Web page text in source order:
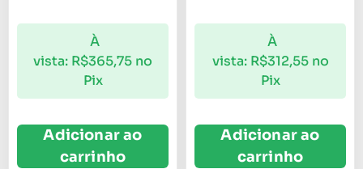
À
vista: R$365,75 no
Pix
Adicionar ao
carrinho
À
vista: R$312,55 no
Pix
Adicionar ao
carrinho